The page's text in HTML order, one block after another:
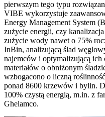
pierwszym tego typu
VIBE wykorzystuje
Energy Management System
zużycie energii, czy
zużycie wody nawet o 75%
InBin, analizującą ślad
najemców i optymalizującą
materiałów o obniżonym
wzbogacono o liczną
ponad 8600 krzewów i bylin.
100% czystą energią, m.in. z
Ghelamco.